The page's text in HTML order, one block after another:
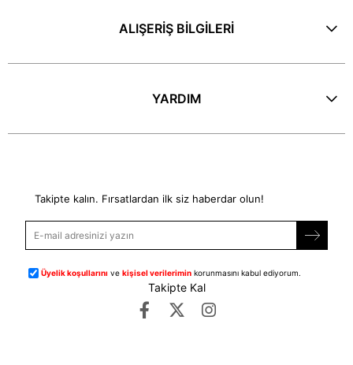
ALIŞERİŞ BİLGİLERİ
YARDIM
Takipte kalın. Fırsatlardan ilk siz haberdar olun!
Üyelik koşullarını vekişisel verilerimin korunmasını kabul ediyorum.
Takipte Kal